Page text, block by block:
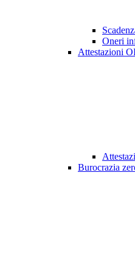
Oneri
Attestazioni
Burocrazia